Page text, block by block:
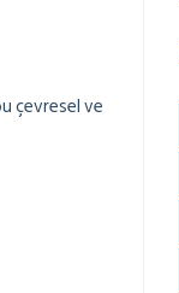
çevresel ve